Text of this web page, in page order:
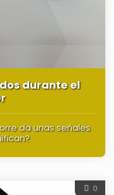
durante el
da unas señales
0